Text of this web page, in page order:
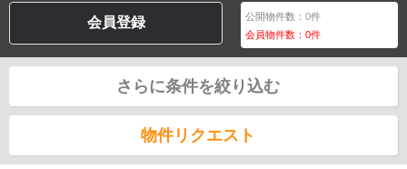
会員登録 公開物件数：0件
会員物件数：0件
さらに条件を絞り込む
物件リクエスト